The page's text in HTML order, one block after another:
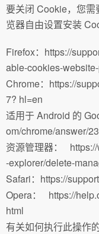
要关闭 Cookie，您
览器自由设置安装
Firefox：https://
able-cookies-
Chrome：https://
7? hl=en
适用于 Android 的
om/chrome/answer/
资源管理器：
-explorer/delete-
Safari：https://
Opera： https://
html
有关如何执行此操作